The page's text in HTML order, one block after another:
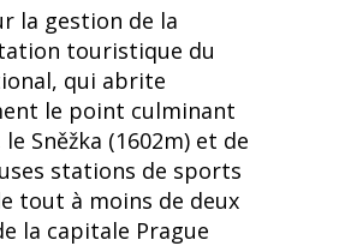
la gestion de la
touristique du
qui abrite
le point culminant
Sněžka (1602m) et de
stations de sports
tout à moins de deux
la capitale Prague